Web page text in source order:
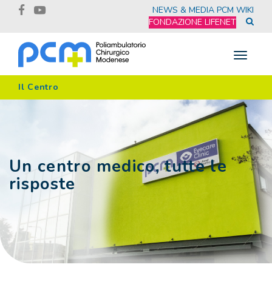
NEWS & MEDIA PCM WIKI
FONDAZIONE LIFENET
Toggle
Il Centro
Un centro medico, tutte le
risposte